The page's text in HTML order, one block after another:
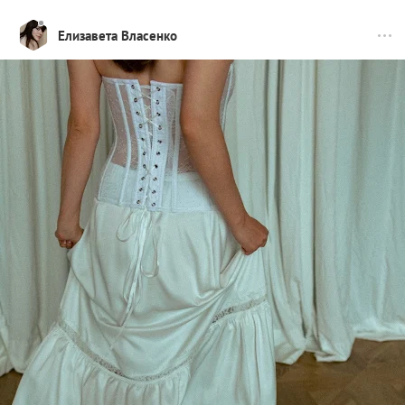
Елизавета Власенко